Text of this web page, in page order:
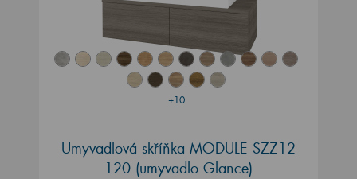
+10
Umyvadlová skříňka MODULE SZZ12
120 (umyvadlo Glance)